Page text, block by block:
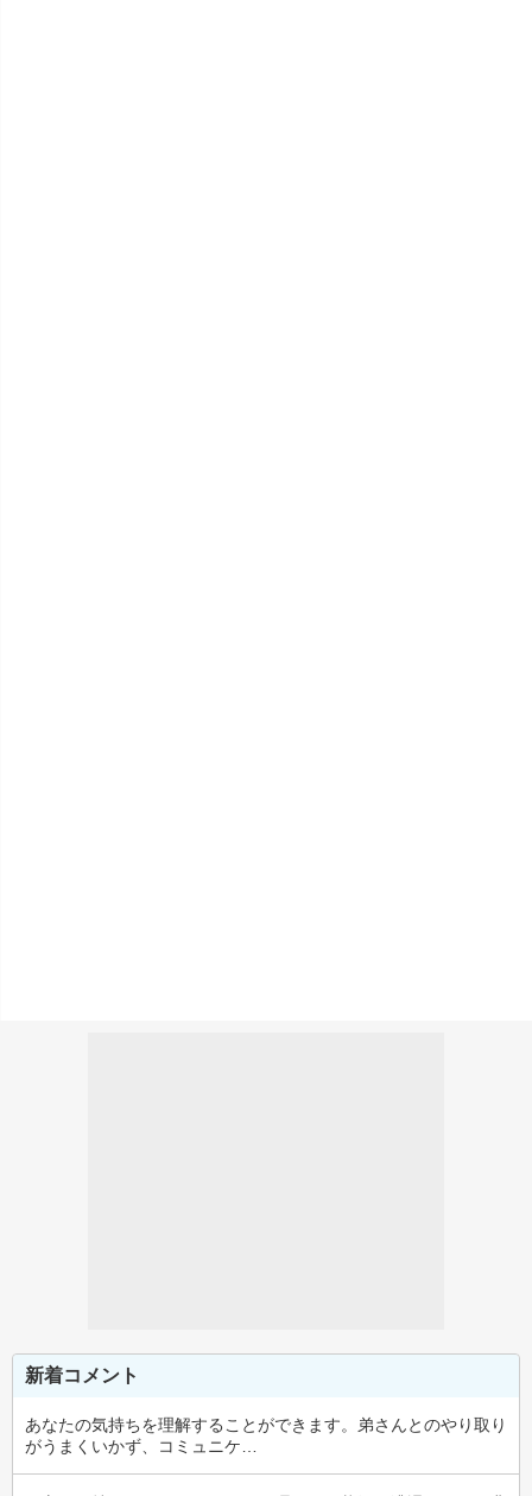
新着コメント
あなたの気持ちを理解することができます。弟さんとのやり取り
がうまくいかず、コミュニケ…